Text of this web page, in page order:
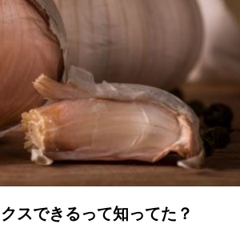
スできるって知ってた？